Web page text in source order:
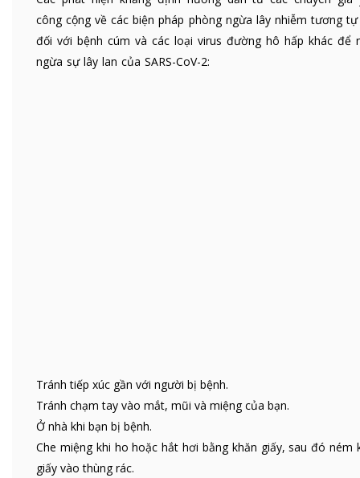
công cộng về các biện pháp phòng ngừa lây nhiễm tương
đối với bệnh cúm và các loại virus đường hô hấp khác để
ngừa sự lây lan của SARS-CoV-2:
Tránh tiếp xúc gần với người bị bệnh.
Tránh chạm tay vào mắt, mũi và miệng của bạn.
Ở nhà khi bạn bị bệnh.
Che miệng khi ho hoặc hắt hơi bằng khăn giấy, sau đó ném
giấy vào thùng rác.